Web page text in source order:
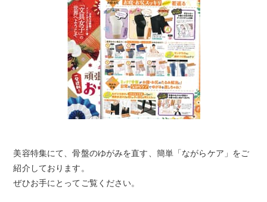
美容特集にて、骨盤のゆがみを直す、簡単「ながらケア」をご
紹介しております。
ぜひお手にとってご覧ください。